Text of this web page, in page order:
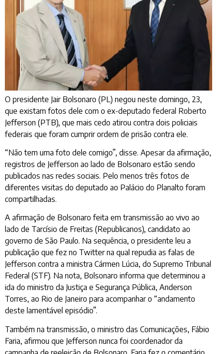
O presidente Jair Bolsonaro (PL) negou neste domingo, 23,
que existam fotos dele com o ex-deputado federal Roberto
Jefferson (PTB), que mais cedo atirou contra dois policiais
federais que foram cumprir ordem de prisão contra ele.
“Não tem uma foto dele comigo”, disse. Apesar da afirmação,
registros de Jefferson ao lado de Bolsonaro estão sendo
publicados nas redes sociais. Pelo menos três fotos de
diferentes visitas do deputado ao Palácio do Planalto foram
compartilhadas.
A afirmação de Bolsonaro feita em transmissão ao vivo ao
lado de Tarcísio de Freitas (Republicanos), candidato ao
governo de São Paulo. Na sequência, o presidente leu a
publicação que fez no Twitter na qual repudia as falas de
Jefferson contra a ministra Cármen Lúcia, do Supremo Tribunal
Federal (STF). Na nota, Bolsonaro informa que determinou a
ida do ministro da Justiça e Segurança Pública, Anderson
Torres, ao Rio de Janeiro para acompanhar o “andamento
deste lamentável episódio”.
Também na transmissão, o ministro das Comunicações, Fábio
Faria, afirmou que Jefferson nunca foi coordenador da